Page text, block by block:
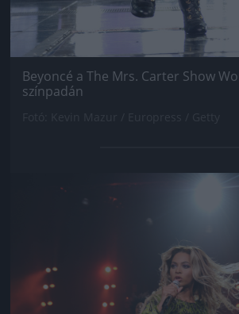
Beyoncé a The Mrs. Carter Show
színpadán